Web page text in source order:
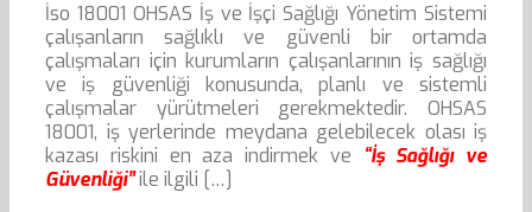
İso 18001 OHSAS İş ve İşçi Sağlığı Yönetim Sistemi
çalışanların sağlıklı ve güvenli bir ortamda
çalışmaları için kurumların çalışanlarının iş sağlığı
ve iş güvenliği konusunda, planlı ve sistemli
çalışmalar yürütmeleri gerekmektedir. OHSAS
18001, iş yerlerinde meydana gelebilecek olası iş
kazası riskini en aza indirmek ve
“İş Sağlığı ve
Güvenliği”ile ilgili […]